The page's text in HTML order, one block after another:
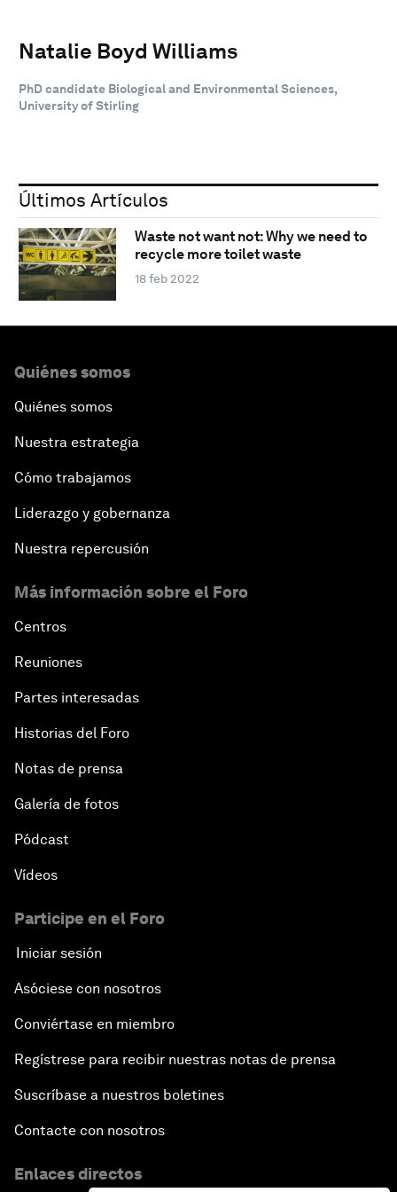
Natalie Boyd Williams
PhD candidate Biological and Environmental Sciences,
University of Stirling
Últimos Artículos
Waste not want not: Why we need to
recycle more toilet waste
18 feb 2022
Quiénes somos
Quiénes somos
Nuestra estrategia
Cómo trabajamos
Liderazgo y gobernanza
Nuestra repercusión
Más información sobre el Foro
Centros
Reuniones
Partes interesadas
Historias del Foro
Notas de prensa
Galería de fotos
Pódcast
Vídeos
Participe en el Foro
Iniciar sesión
Asóciese con nosotros
Conviértase en miembro
Regístrese para recibir nuestras notas de prensa
Suscríbase a nuestros boletines
Contacte con nosotros
Enlaces directos